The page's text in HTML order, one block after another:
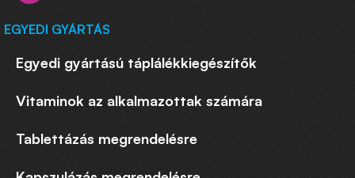
EGYEDI GYÁRTÁS
Egyedi gyártású táplálékkiegészítők
Vitaminok az alkalmazottak számára
Tablettázás megrendelésre